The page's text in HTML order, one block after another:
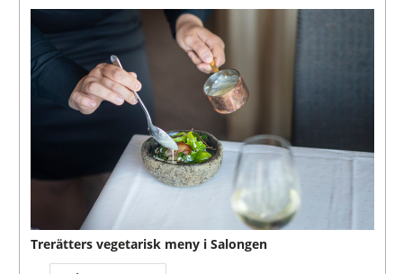
Trerätters vegetarisk meny i Salongen